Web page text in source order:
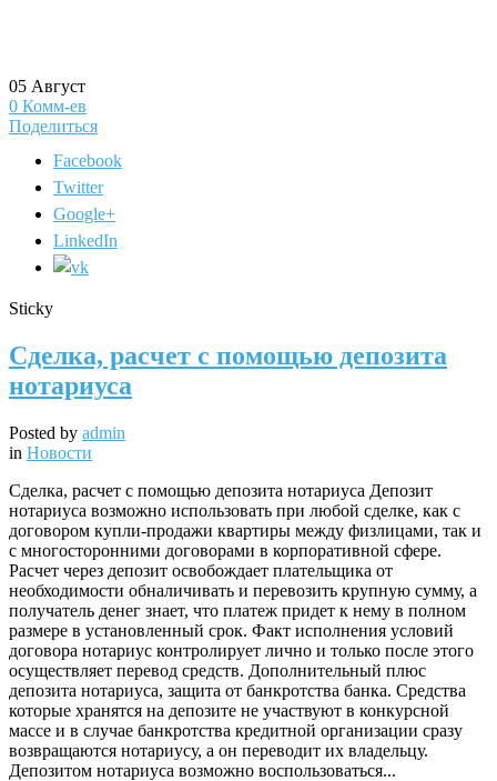
05 Август
0 Комм-ев
Поделиться
Facebook
Twitter
Google+
LinkedIn
Sticky
Сделка, расчет с помощью депозита
нотариуса
Posted by admin
in Новости
Сделка, расчет с помощью депозита нотариуса Депозит
нотариуса возможно использовать при любой сделке, как с
договором купли-продажи квартиры между физлицами, так и
с многосторонними договорами в корпоративной сфере.
Расчет через депозит освобождает плательщика от
необходимости обналичивать и перевозить крупную сумму, а
получатель денег знает, что платеж придет к нему в полном
размере в установленный срок. Факт исполнения условий
договора нотариус контролирует лично и только после этого
осуществляет перевод средств. Дополнительный плюс
депозита нотариуса, защита от банкротства банка. Средства
которые хранятся на депозите не участвуют в конкурсной
массе и в случае банкротства кредитной организации сразу
возвращаются нотариусу, а он переводит их владельцу.
Депозитом нотариуса возможно воспользоваться...